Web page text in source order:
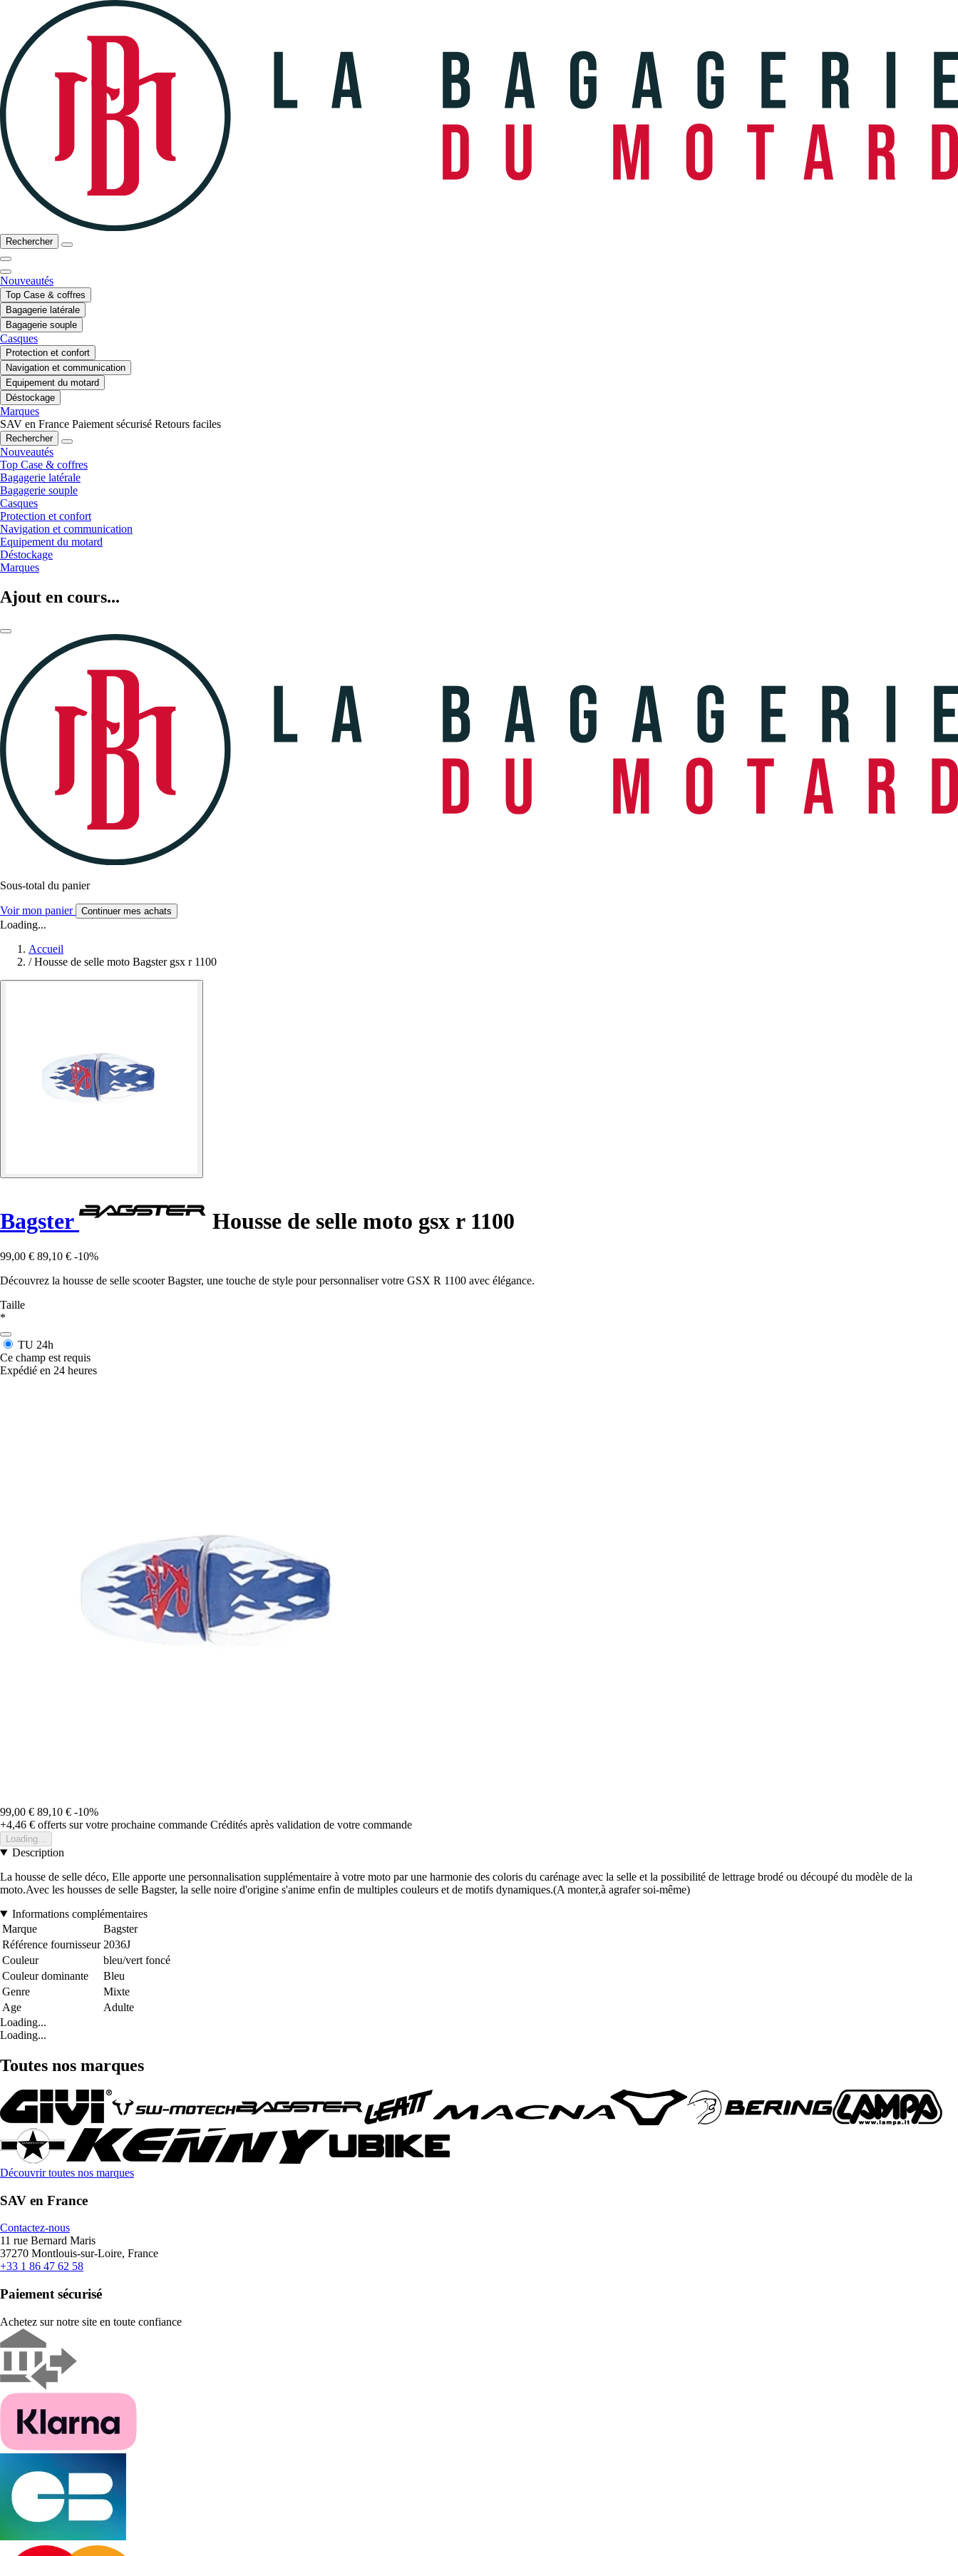
Rechercher
Nouveautés
Top Case & coffres
Bagagerie latérale
Bagagerie souple
Casques
Protection et confort
Navigation et communication
Equipement du motard
Déstockage
Marques
SAV en France Paiement sécurisé Retours faciles
Rechercher
Nouveautés
Top Case & coffres
Bagagerie latérale
Bagagerie souple
Casques
Protection et confort
Navigation et communication
Equipement du motard
Déstockage
Marques
Ajout en cours...
Sous-total du panier
Voir mon panier Continuer mes achats
Loading...
Accueil
/ Housse de selle moto Bagster gsx r 1100
Bagster Housse de selle moto gsx r 1100
99,00 € 89,10 € -10%
Découvrez la housse de selle scooter Bagster, une touche de style pour personnaliser votre GSX R 1100 avec élégance.
Taille
*
TU 24h
Ce champ est requis
Expédié en 24 heures
99,00 € 89,10 € -10%
+4,46 € offerts sur votre prochaine commande Crédités après validation de votre commande
Loading...
Description
La housse de selle déco, Elle apporte une personnalisation supplémentaire à votre moto par une harmonie des coloris du carénage avec la selle et la possibilité de lettrage brodé ou découpé du modèle de la
moto.Avec les housses de selle Bagster, la selle noire d'origine s'anime enfin de multiples couleurs et de motifs dynamiques.(A monter,à agrafer soi-même)
Informations complémentaires
Marque
Bagster
Référence fournisseur 2036J
Couleur
bleu/vert foncé
Couleur dominante
Bleu
Genre
Mixte
Age
Adulte
Loading...
Loading...
Toutes nos marques
Découvrir toutes nos marques
SAV en France
Contactez-nous
11 rue Bernard Maris
37270 Montlouis-sur-Loire, France
+33 1 86 47 62 58
Paiement sécurisé
Achetez sur notre site en toute confiance